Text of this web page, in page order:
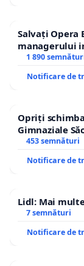
Salvați Opera
managerului
1 890
Notificare de
Opriți
Gimnaziale
453 semnături
Notificare de
Lidl: Mai
7 semnături
Notificare de